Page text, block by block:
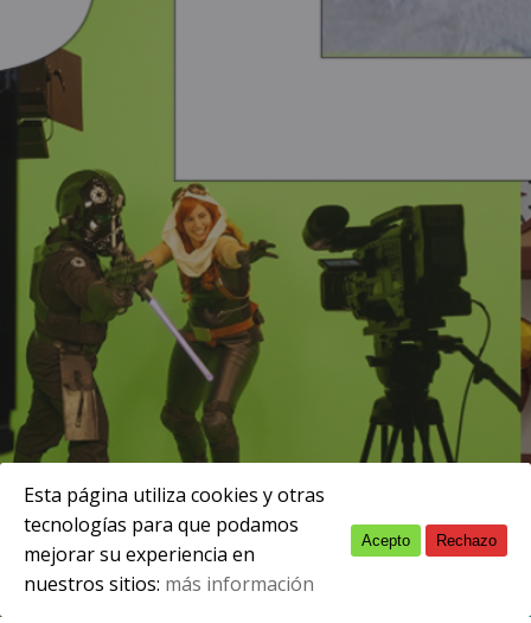
English
Esta página utiliza cookies y otras
tecnologías para que podamos
mejorar su experiencia en
nuestros sitios: más información
Acepto Rechazo